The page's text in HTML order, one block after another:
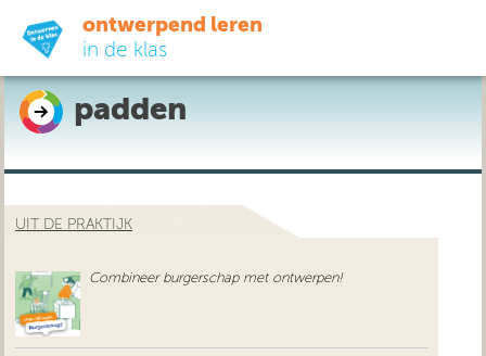
ontwerpend leren
in de klas
ready-to-go
do-it-yourself
uit de praktijk
padden
UIT DE PRAKTIJK
Combineer burgerschap met ontwerpen!